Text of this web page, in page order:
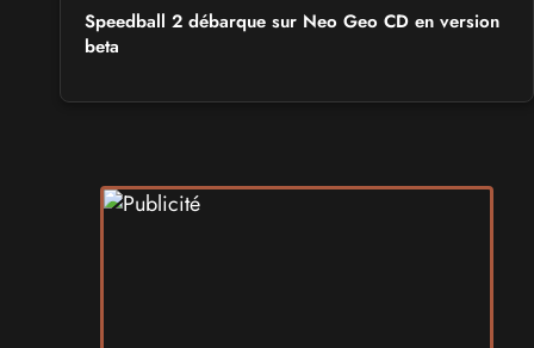
Speedball 2 débarque sur Neo Geo CD en version
beta